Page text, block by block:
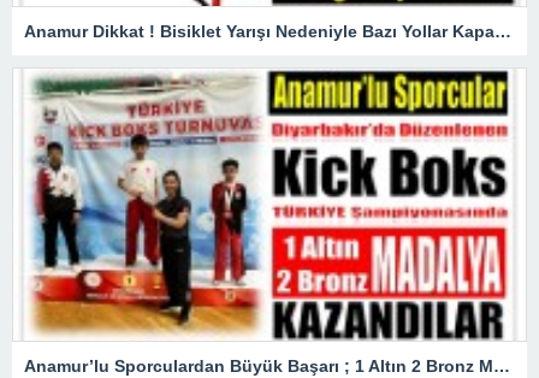
Anamur Dikkat ! Bisiklet Yarışı Nedeniyle Bazı Yollar Kapanacak
Anamur’lu Sporculardan Büyük Başarı ; 1 Altın 2 Bronz Madalya Kazandılar